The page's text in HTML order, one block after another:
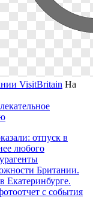
VisitBritain На
отпуск в
любого
Британии.
Екатеринбурге.
с события